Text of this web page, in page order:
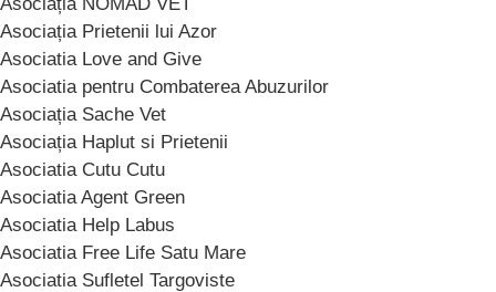
Asociația Prietenii lui Azor
Asociatia Love and Give
Asociatia pentru Combaterea Abuzurilor
Asociația Sache Vet
Asociația Haplut si Prietenii
Asociatia Cutu Cutu
Asociatia Agent Green
Asociatia Help Labus
Asociatia Free Life Satu Mare
Asociatia Sufletel Targoviste